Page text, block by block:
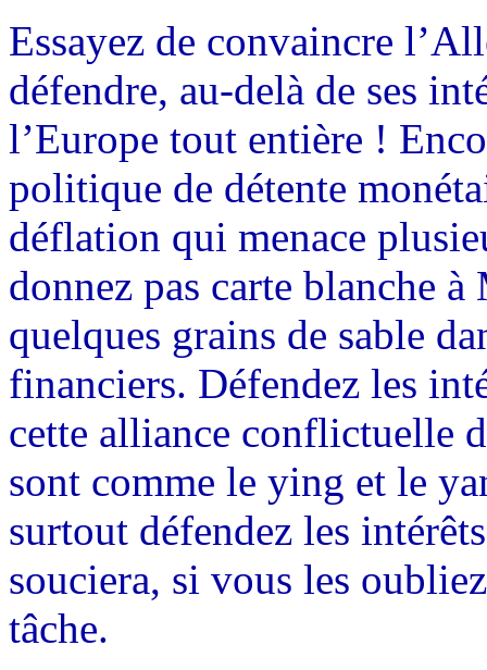
Essayez de convaincre
défendre, au-delà de ses
l’Europe tout entière !
politique de détente
déflation qui menace
donnez pas carte blanche
quelques grains de sable
financiers. Défendez les
cette alliance conflictuelle
sont comme le ying et le
surtout défendez les
souciera, si vous les
tâche.